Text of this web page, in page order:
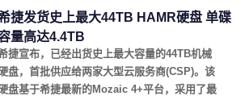
捷发货史上最大44TB HAMR硬盘 单碟
量高达4.4TB
捷宣布，已经出货史上最大容量的44TB机械
盘，首批供应给两家大型云服务商(CSP)。该
盘基于希捷最新的Mozaic 4+平台，采用了最